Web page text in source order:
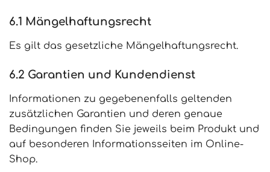
6.1 Mängelhaftungsrecht
Es gilt das gesetzliche Mängelhaftungsrecht.
6.2 Garantien und Kundendienst
Informationen zu gegebenenfalls geltenden
zusätzlichen Garantien und deren genaue
Bedingungen finden Sie jeweils beim Produkt und
auf besonderen Informationsseiten im Online-
Shop.